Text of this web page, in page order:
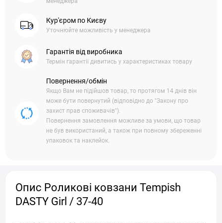
Кур'єром по Києву
Уточнюйте можливість у менеджера
Гарантія від виробника
Термін гарантії дивитись у характеристиках товару
Повернення/обмін
Якщо Вам не підійшов товар, то протягом 14 днів він
може бути повернутий (відповідно до "Закону про
захист прав споживачів").
Повернення замовлення можливе за умови, що товар
не був використаний, а також при повному збереженні
упаковок та наклейок.
Опис Роликові ковзани Tempish
DASTY Girl / 37-40